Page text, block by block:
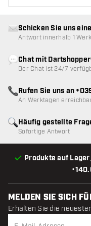
•
Produkte auf Lager
Häufig gestellte
Sofortige Antwort
Schicken Sie uns
Antwort innerhalb 1
Chat mit Dartshopper
Der Chat ist 24/7
Rufen Sie uns an
An Werktagen
MELDEN SIE SICH
Erhalten Sie die